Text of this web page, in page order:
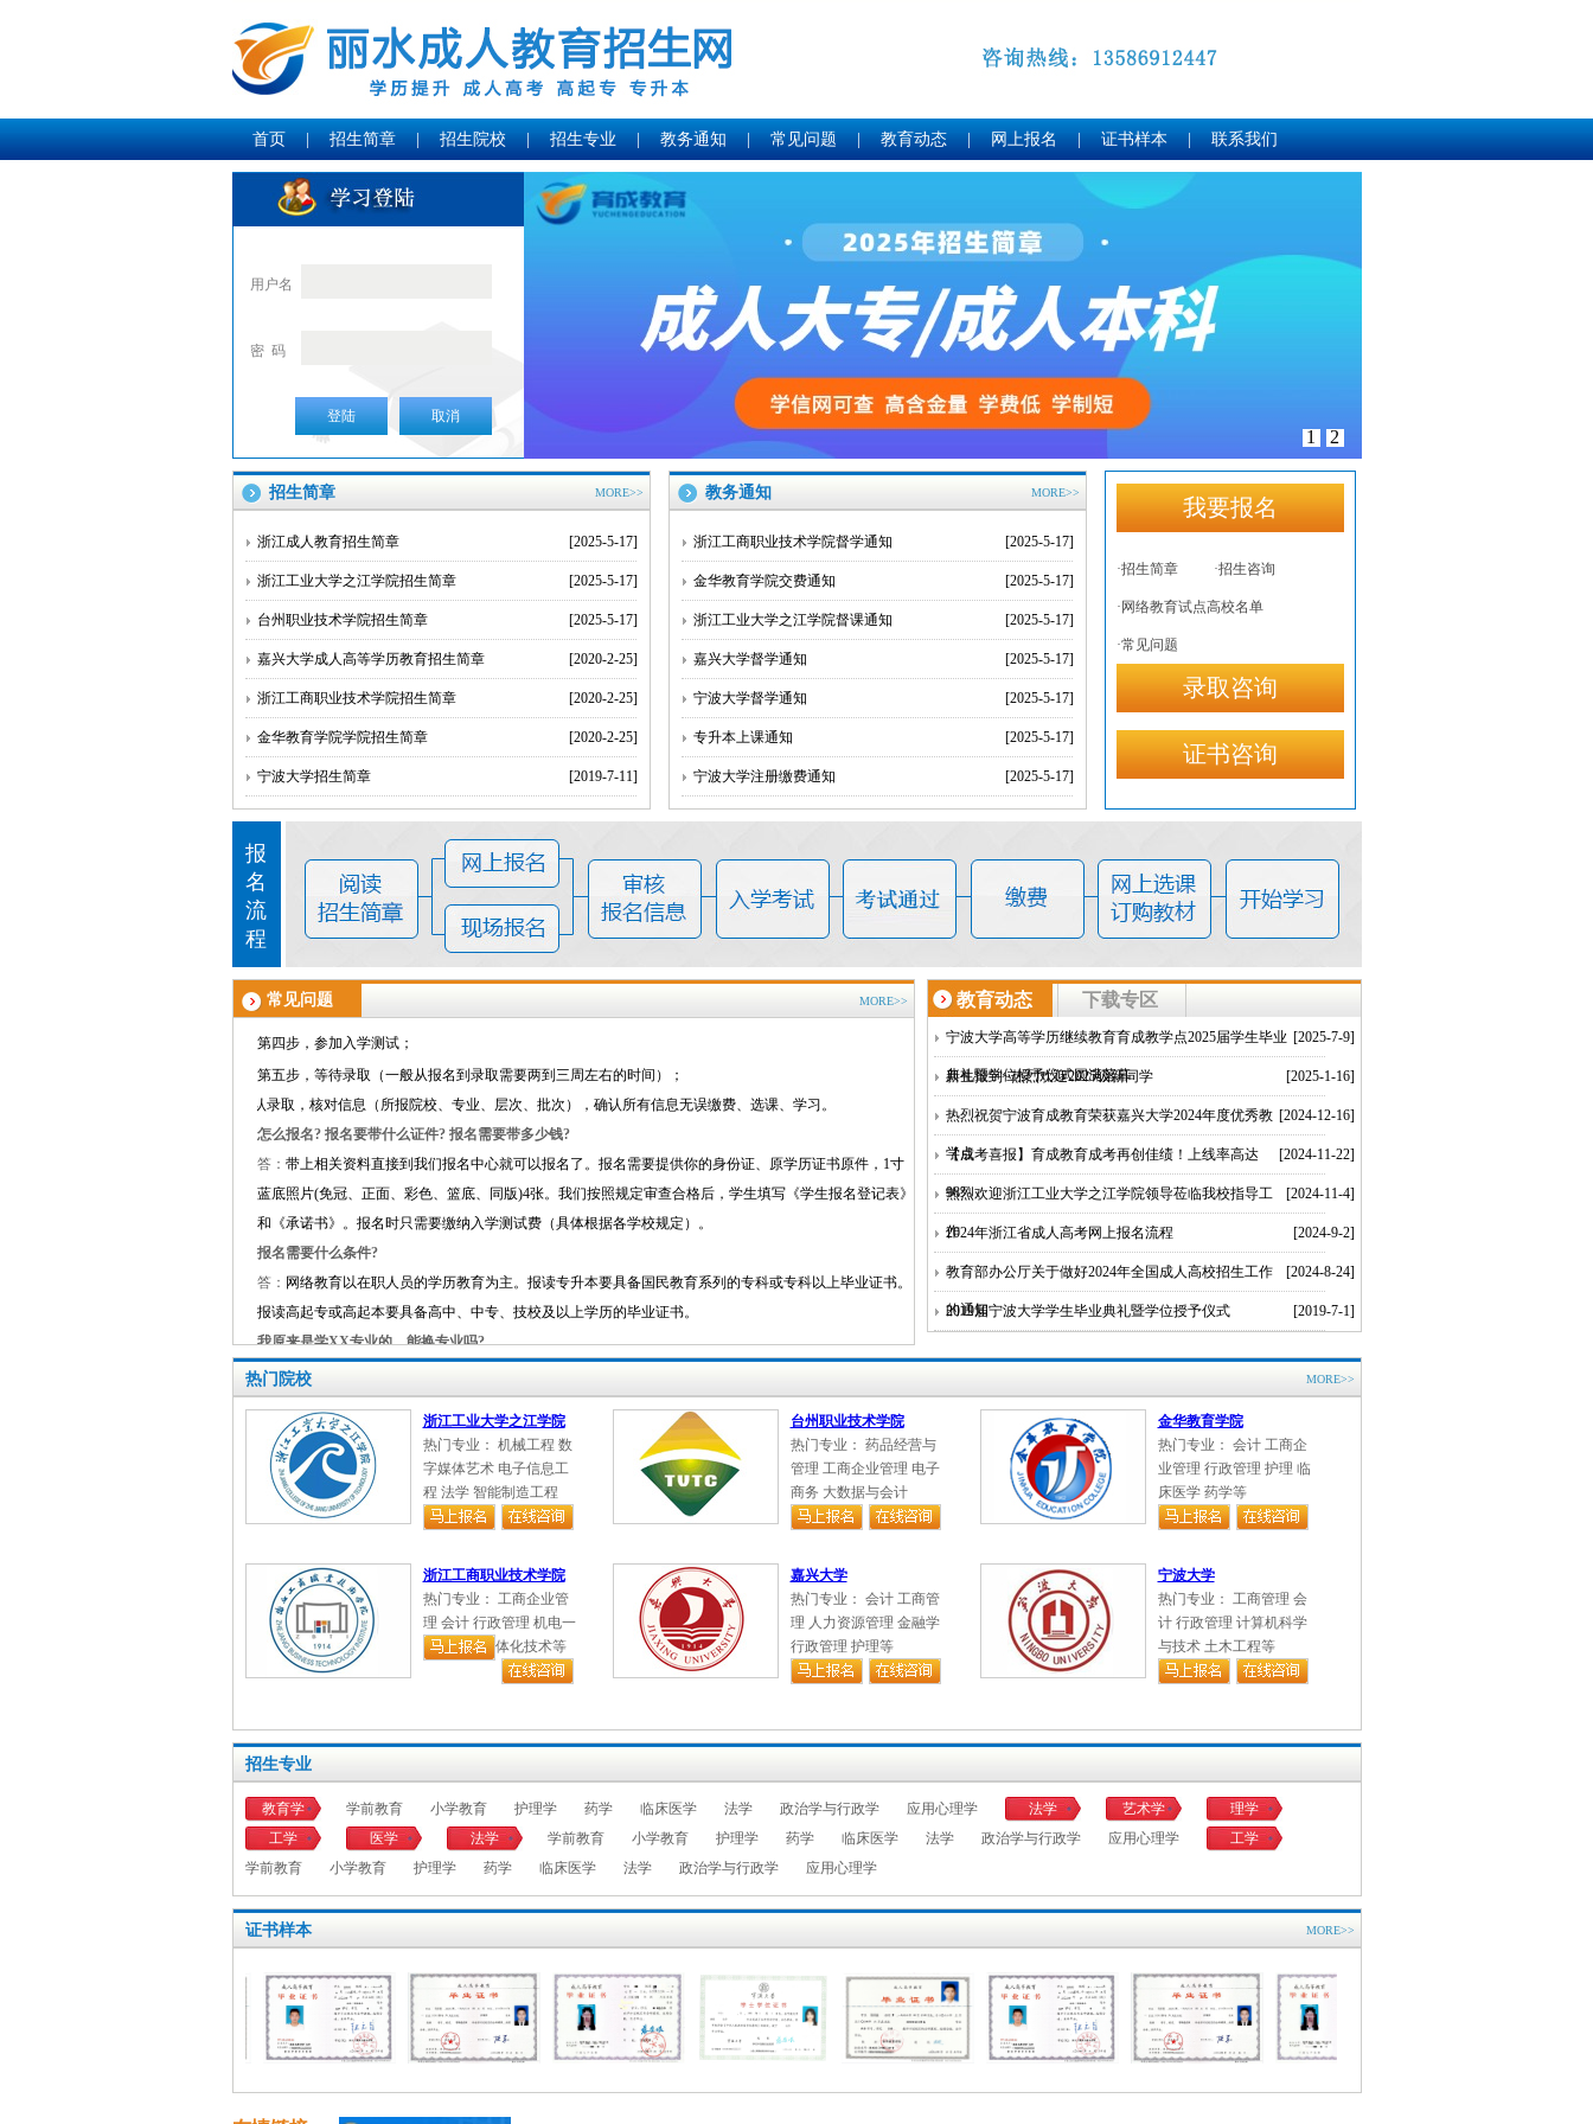
首页 招生简章 招生院校 招生专业 教务通知 常见问题 教育动态 网上报名 证书样本 联系我们
用户名
密 码
登陆 取消
1 2
招生简章 MORE>>
[2025-5-17]
浙江成人教育招生简章
[2025-5-17]
浙江工业大学之江学院招生简章
[2025-5-17]
台州职业技术学院招生简章
[2020-2-25]
嘉兴大学成人高等学历教育招生简章
[2020-2-25]
浙江工商职业技术学院招生简章
[2020-2-25]
金华教育学院学院招生简章
[2019-7-11]
宁波大学招生简章
教务通知 MORE>>
[2025-5-17]
浙江工商职业技术学院督学通知
[2025-5-17]
金华教育学院交费通知
[2025-5-17]
浙江工业大学之江学院督课通知
[2025-5-17]
嘉兴大学督学通知
[2025-5-17]
宁波大学督学通知
[2025-5-17]
专升本上课通知
[2025-5-17]
宁波大学注册缴费通知
我要报名
·招生简章 ·招生咨询
·网络教育试点高校名单
·常见问题
录取咨询
证书咨询
报
名
流
程
常见问题 MORE>>
学费多少? 都需要交哪些费用?
答：学费是按照学分收取的。
专升本、高起专分别要学几年? 多长时间能拿到毕业证?
答：专升本和高起专的最短学习时间都是2.5年，也就是说2.5年就可以毕业拿到证书。这个政策也同样适
用其他成人业余学习形式，包括成人高考和电大。
报名(入学)需要考试吗? 需要参加成人高考吗? 入学考试难吗?
答： 报读网络教育不需要参加成人高考，但是有同级别的入学测试，入学测试由我们学习中心组织，到我
们中心来考试。考试的形式是上网机考。考前我们会提供模拟题和复习资料，涵盖考试内容的70%左右。
只要您提前认真准备一下，入学测试还是很容易通过的，而且入学测试可以多次参加。
具体报名流程是怎样的？
答：
第一步，选择并确定专业、院校、报读层次、批次；
第二步，准备报名资料、填写报名表；
第三步，提交报名资料报名表以及报名费；
第四步，参加入学测试；
第 五步，等待录取（一般从报名到录取需要两到三周左右的时间）；
步，确认录取，核对信息（所报院校、专业、层次、批次），确认所有信息无误缴费、选课、学习。
怎么报名? 报名要带什么证件? 报名需要带多少钱?
答：带上相关资料直接到我们报名中心就可以报名了。报名需要提供你的身份证、原学历证书原件，1寸
蓝底照片(免冠、正面、彩色、篮底、同版)4张。我们按照规定审查合格后，学生填写《学生报名登记表》
和《承诺书》。报名时只需要缴纳入学测试费（具体根据各学校规定）。
报名需要什么条件?
答：网络教育以在职人员的学历教育为主。报读专升本要具备国民教育系列的专科或专科以上毕业证书。
报读高起专或高起本要具备高中、中专、技校及以上学历的毕业证书。
我原来是学XX专业的，能换专业吗?
答：我们可供选择的专业很多，选择专业一般是根据自己的兴趣，或是与现在你从事的工作相关，或者与
你自己的职业发展方向相关。你专科所学专业不影响你选择网络教育的本科专业，
函授报考条件
答：
函授报考条件
符合下列条件的中国公民可以报考：
（一）遵守中华人民共和国宪法和法律。
业人员和社会其他人员。
（三）身体健康，生活能自理，不影响所报专业学习。
（四）报考高起本或专科（高职）的考生应具有高中（含
中专、职高、技校，下同）毕业文化程度或同等学力。报考
列高等学校、高等教育自学考试机构颁发的专科毕业证书、
本科结业证书或以上证书的人员。
（五）报考医学门类专业的考生还应具备以下条件：
1.报考临床医学、口腔医学、预防医学、中医学等临床
类专业的考生，需取得省级卫生行政部门颁发的相应类别的
执业助理医师及以上资格证书或取得国家认可的普通中专相
应专业学历；或者县级及以上卫生行政部门颁发的乡村医生
执业证书并具有中专学历或中专水平证书。
2.报考护理学专业的考生应当取得省级卫生行政部门颁
发的执业护士证书。
3.
报考医学门类其他专业的考生应当是从事卫生、医药
教育动态 下载专区
[2025-7-9]
宁波大学高等学历继续教育育成教学点2025届学生毕业
典礼暨学位授予仪式圆满落幕 [2025-1-16]
新生报到~热烈欢迎2025级新同学
[2024-12-16]
热烈祝贺宁波育成教育荣获嘉兴大学2024年度优秀教
学点 [2024-11-22]
【成考喜报】育成教育成考再创佳绩！上线率高达
98% [2024-11-4]
热烈欢迎浙江工业大学之江学院领导莅临我校指导工
作 [2024-9-2]
2024年浙江省成人高考网上报名流程
[2024-8-24]
教育部办公厅关于做好2024年全国成人高校招生工作
的通知 [2019-7-1]
2019届宁波大学学生毕业典礼暨学位授予仪式
热门院校 MORE>>
浙江工业大学之江学院
热门专业： 机械工程 数
字媒体艺术 电子信息工
程 法学 智能制造工程
台州职业技术学院
热门专业： 药品经营与
管理 工商企业管理 电子
商务 大数据与会计
金华教育学院
热门专业： 会计 工商企
业管理 行政管理 护理 临
床医学 药学等
浙江工商职业技术学院
热门专业： 工商企业管
理 会计 行政管理 机电一
体化技术等
嘉兴大学
热门专业： 会计 工商管
理 人力资源管理 金融学
行政管理 护理等
宁波大学
热门专业： 工商管理 会
计 行政管理 计算机科学
与技术 土木工程等
招生专业
教育学 学前教育 小学教育 护理学 药学 临床医学 法学 政治学与行政学 应用心理学 法学 艺术学
理学
工学
医学 法学 学前教育 小学教育 护理学 药学 临床医学 法学 政治学与行政学 应用心理学
工学
学前教育
小学教育 护理学 药学 临床医学 法学 政治学与行政学 应用心理学
证书样本 MORE>>